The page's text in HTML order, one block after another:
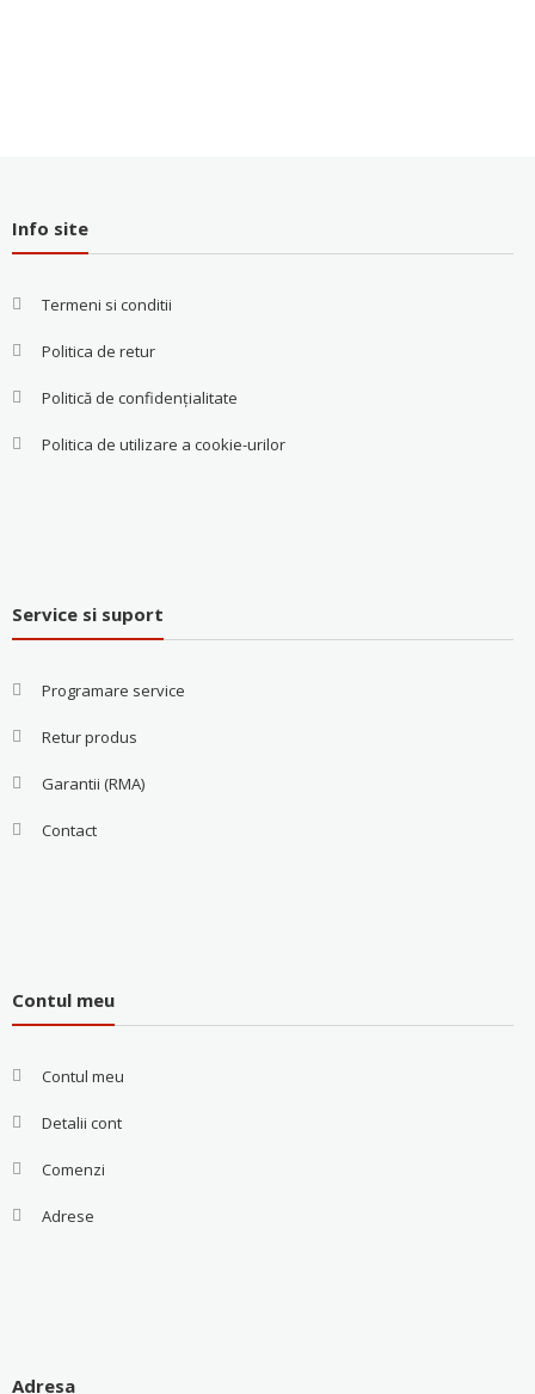
Info site
Termeni si conditii
Politica de retur
Politică de confidențialitate
Politica de utilizare a cookie-urilor
Service si suport
Programare service
Retur produs
Garantii (RMA)
Contact
Contul meu
Contul meu
Detalii cont
Comenzi
Adrese
Adresa